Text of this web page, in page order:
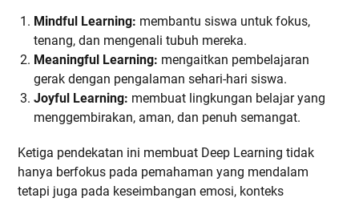
Mindful Learning: membantu siswa untuk fokus,
tenang, dan mengenali tubuh mereka.
Meaningful Learning: mengaitkan pembelajaran
gerak dengan pengalaman sehari-hari siswa.
Joyful Learning: membuat lingkungan belajar yang
menggembirakan, aman, dan penuh semangat.
Ketiga pendekatan ini membuat Deep Learning tidak
hanya berfokus pada pemahaman yang mendalam
tetapi juga pada keseimbangan emosi, konteks